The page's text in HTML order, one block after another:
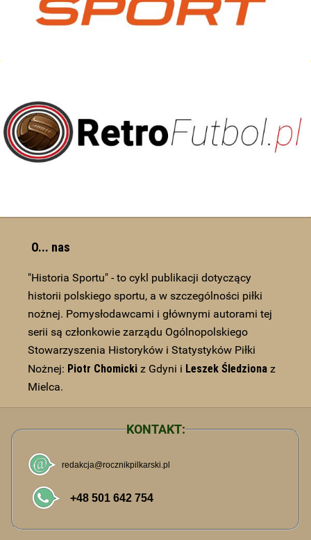
O... nas
"Historia Sportu" - to cykl publikacji dotyczący
historii polskiego sportu, a w szczególności piłki
nożnej. Pomysłodawcami i głównymi autorami tej
serii są członkowie zarządu Ogólnopolskiego
Stowarzyszenia Historyków i Statystyków Piłki
Nożnej: Piotr Chomicki z Gdyni i Leszek Śledziona z
Mielca.
KONTAKT: